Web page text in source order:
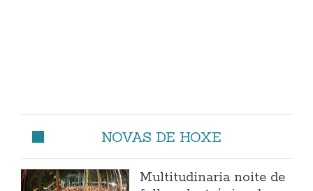
NOVAS DE HOXE
Multitudinaria noite de